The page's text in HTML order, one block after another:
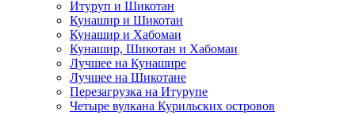
Итуруп и Шикотан
Кунашир и Шикотан
Кунашир и Хабомаи
Кунашир, Шикотан и Хабомаи
Лучшее на Кунашире
Лучшее на Шикотане
Перезагрузка на Итурупе
Четыре вулкана Курильских островов